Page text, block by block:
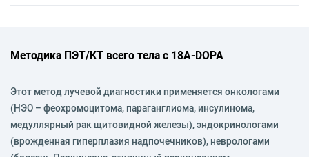
Методика ПЭТ/КТ всего тела с 18А-DOPA
Этот метод лучевой диагностики применяется онкологами
(НЭО – феохромоцитома, параганглиома, инсулинома,
медуллярный рак щитовидной железы), эндокринологами
(врожденная гиперплазия надпочечников), неврологами